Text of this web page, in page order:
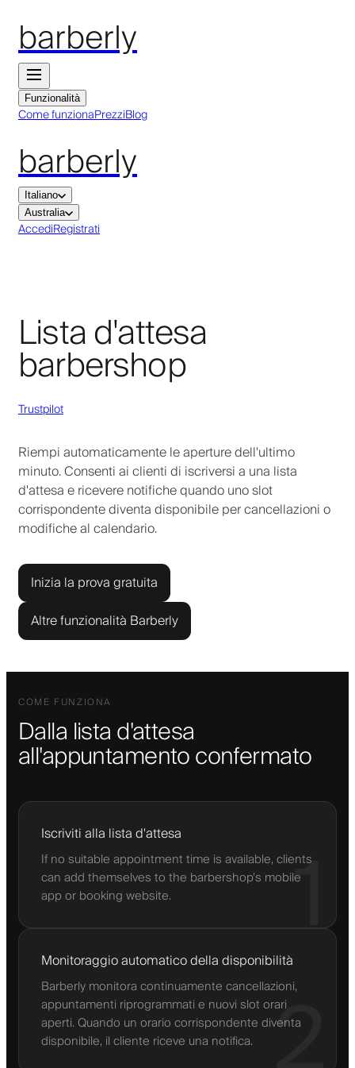
barberly
Funzionalità
Come funzionaPrezziBlog
barberly
Italiano
Australia
AccediRegistrati
Lista d'attesa
barbershop
Trustpilot
Riempi automaticamente le aperture dell'ultimo
minuto. Consenti ai clienti di iscriversi a una lista
d'attesa e ricevere notifiche quando uno slot
corrispondente diventa disponibile per cancellazioni o
modifiche al calendario.
Inizia la prova gratuita
Altre funzionalità Barberly
COME FUNZIONA
Dalla lista d'attesa
all'appuntamento confermato
1
Iscriviti alla lista d'attesa
If no suitable appointment time is available, clients
can add themselves to the barbershop’s mobile
app or booking website.
2
Monitoraggio automatico della disponibilità
Barberly monitora continuamente cancellazioni,
appuntamenti riprogrammati e nuovi slot orari
aperti. Quando un orario corrispondente diventa
disponibile, il cliente riceve una notifica.